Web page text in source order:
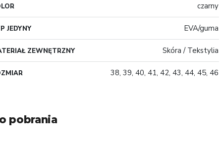
czarny
JEDYNY EVA/guma
ZEWNĘTRZNY Skóra / Tekstylia
38, 39, 40, 41, 42, 43, 44, 45, 46
pobrania